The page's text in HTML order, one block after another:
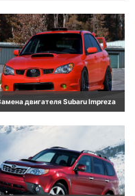
двигателя Subaru Impreza